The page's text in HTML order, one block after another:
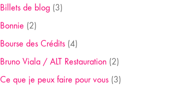
Billets de blog(3)
Bonnie (2)
Bourse des Crédits(4)
Bruno Viala / ALT Restauration(2)
Ce que je peux faire pour vous(3)